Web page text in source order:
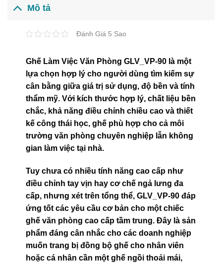
Mô tả
Đánh Giá 5 Sao
Ghế Làm Việc Văn Phòng GLV_VP-90 là một
lựa chọn hợp lý cho người dùng tìm kiếm sự
cân bằng giữa giá trị sử dụng, độ bền và tính
thẩm mỹ. Với kích thước hợp lý, chất liệu bền
chắc, khả năng điều chỉnh chiều cao và thiết
kế công thái học, ghế phù hợp cho cả môi
trường văn phòng chuyên nghiệp lẫn không
gian làm việc tại nhà.
Tuy chưa có nhiều tính năng cao cấp như
điều chỉnh tay vịn hay cơ chế ngả lưng đa
cấp, nhưng xét trên tổng thể, GLV_VP-90 đáp
ứng tốt các yêu cầu cơ bản cho một chiếc
ghế văn phòng cao cấp tầm trung. Đây là sản
phẩm đáng cân nhắc cho các doanh nghiệp
muốn trang bị đồng bộ ghế cho nhân viên
hoặc cá nhân cần một ghế ngồi thoải mái,